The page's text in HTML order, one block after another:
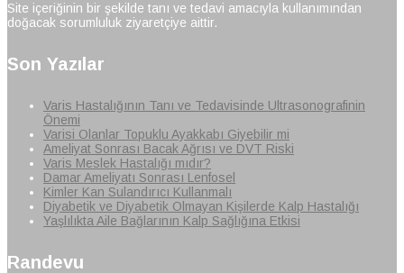
Site içeriğinin bir şekilde tanı ve tedavi amacıyla kullanımından
doğacak sorumluluk ziyaretçiye aittir.
Son Yazılar
Varis Hastalığının Tanı ve Tedavisinde Ultrasonografinin
Önemi
Varisi Olanlar Topuklu Ayakkabı Giyebilir mi
Ameliyat Sonrası Bacak Ağrısı ve DVT Riski
Varis Meslek Hastalığı mıdır?
Damar Ameliyatı Sonrası Lenfosel
Kimler Kan Sulandırıcı Kullanmalı
Diyabetik ve Diyabetik Olmayan Kişilerde Kalp Hastalığı
Yaşlılıkta Aile Bağlarının Kalp Sağlığına Etkisi
Randevu